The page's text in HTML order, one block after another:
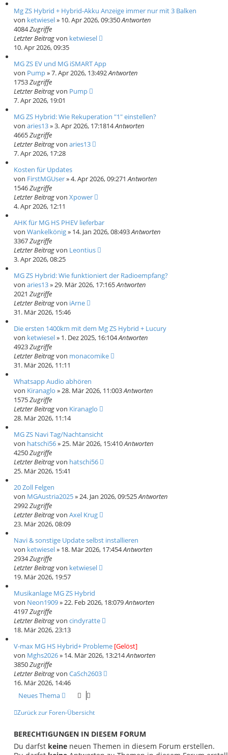
Mg ZS Hybrid + Hybrid-Akku Anzeige immer nur mit 3 Balken
von ketwiesel» 10. Apr 2026, 09:350Antworten
4084Zugriffe
Letzter Beitragvon ketwiesel
10. Apr 2026, 09:35
MG ZS EV und MG iSMART App
von Pump» 7. Apr 2026, 13:492Antworten
1753Zugriffe
Letzter Beitragvon Pump
7. Apr 2026, 19:01
MG ZS Hybrid: Wie Rekuperation "1" einstellen?
von aries13» 3. Apr 2026, 17:1814Antworten
4665Zugriffe
Letzter Beitragvon aries13
7. Apr 2026, 17:28
Kosten für Updates
von FirstMGUser» 4. Apr 2026, 09:271Antworten
1546Zugriffe
Letzter Beitragvon Xpower
4. Apr 2026, 12:11
AHK für MG HS PHEV lieferbar
von Wankelkönig» 14. Jan 2026, 08:493Antworten
3367Zugriffe
Letzter Beitragvon Leontius
3. Apr 2026, 08:25
MG ZS Hybrid: Wie funktioniert der Radioempfang?
von aries13» 29. Mär 2026, 17:165Antworten
2021 Zugriffe
Letzter Beitragvon iArne
31. Mär 2026, 15:46
Die ersten 1400km mit dem Mg ZS Hybrid + Lucury
von ketwiesel» 1. Dez 2025, 16:104Antworten
4923Zugriffe
Letzter Beitragvon monacomike
31. Mär 2026, 11:11
Whatsapp Audio abhören
von Kiranaglo » 28. Mär 2026, 11:003Antworten
1575Zugriffe
Letzter Beitragvon Kiranaglo
28. Mär 2026, 11:14
MG ZS Navi Tag/Nachtansicht
von hatschi56» 25. Mär 2026, 15:410Antworten
4250Zugriffe
Letzter Beitragvon hatschi56
25. Mär 2026, 15:41
20 Zoll Felgen
von MGAustria2025» 24. Jan 2026, 09:525Antworten
2992Zugriffe
Letzter Beitragvon Axel Krug
23. Mär 2026, 08:09
Navi & sonstige Update selbst installieren
von ketwiesel» 18. Mär 2026, 17:454Antworten
2934Zugriffe
Letzter Beitragvon ketwiesel
19. Mär 2026, 19:57
Musikanlage MG ZS Hybrid
von Neon1909» 22. Feb 2026, 18:079Antworten
4197Zugriffe
Letzter Beitragvon cindyratte
18. Mär 2026, 23:13
V-max MG HS Hybrid+ Probleme [Gelöst]
von Mghs2026» 14. Mär 2026, 13:214Antworten
3850Zugriffe
Letzter Beitragvon CaSch2603
16. Mär 2026, 14:46
Neues Thema
Zurück zur Foren-Übersicht
BERECHTIGUNGEN IN DIESEM FORUM
Du darfst keine neuen Themen in diesem Forum erstellen.